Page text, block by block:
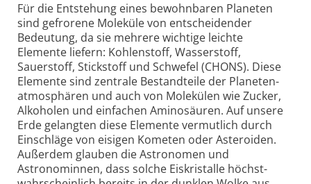
Für die Entstehung eines bewohnbaren Planeten
sind gefrorene Moleküle von entscheidender
Bedeutung, da sie mehrere wichtige leichte
Elemente liefern: Kohlen­stoff, Wasserstoff,
Sauerstoff, Stickstoff und Schwefel (CHONS). Diese
Elemente sind zentrale Bestandteile der Planeten­
atmosphären und auch von Molekülen wie Zucker,
Alkoholen und einfachen Aminosäuren. Auf unsere
Erde gelangten diese Elemente vermutlich durch
Einschläge von eisigen Kometen oder Asteroiden.
Außerdem glauben die Astronomen und
Astronominnen, dass solche Eiskristalle höchst­